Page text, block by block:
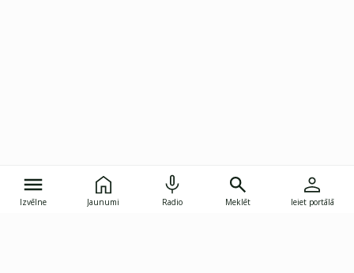
Izvēlne Jaunumi Radio Meklēt Ieiet portālā